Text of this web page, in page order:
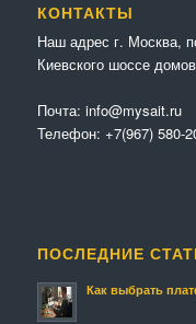
КОНТАКТЫ
Наш адрес г. Москва,
Киевского шоссе
Почта: info@mysait.ru
Телефон: +7(967) 580-
ПОСЛЕДНИЕ
Как выбрать